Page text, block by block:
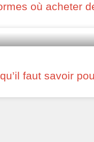
où acheter
faut savoir